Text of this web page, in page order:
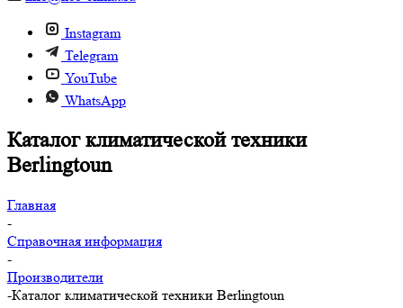
Instagram
Telegram
YouTube
WhatsApp
Каталог климатической техники
Berlingtoun
Главная
-
Справочная информация
-
Производители
-Каталог климатической техники Berlingtoun